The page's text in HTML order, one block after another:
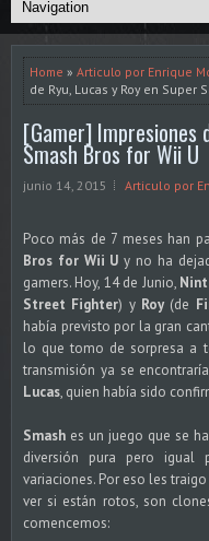
Home » Articulo por Enrique
de Ryu, Lucas y Roy en Super
[Gamer] Impresiones
Smash Bros for Wii U
junio 14, 2015 Articulo por
Poco más de 7 meses han
Bros for Wii U y no ha
gamers. Hoy, 14 de Junio,
Street Fighter) y Roy (de
había previsto por la gran
lo que tomo de sorpresa a
transmisión ya se
Lucas, quien había sido
Smash es un juego que se
diversión pura pero igual
variaciones. Por eso les
ver si están rotos, son
comencemos: